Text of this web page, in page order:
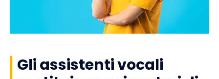
Gli assistenti vocali